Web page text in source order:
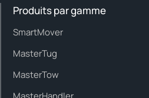
Produits par gamme
SmartMover
MasterTug
MasterTow